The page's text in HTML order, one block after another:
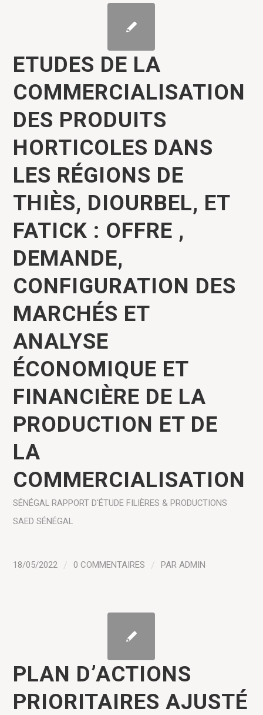
ETUDES DE LA
COMMERCIALISATION
DES PRODUITS
HORTICOLES DANS
LES RÉGIONS DE
THIÈS, DIOURBEL, ET
FATICK : OFFRE ,
DEMANDE,
CONFIGURATION DES
MARCHÉS ET
ANALYSE
ÉCONOMIQUE ET
FINANCIÈRE DE LA
PRODUCTION ET DE
LA
COMMERCIALISATION
SÉNÉGAL RAPPORT D'ÉTUDE FILIÈRES & PRODUCTIONS
SAED SÉNÉGAL
18/05/2022 / 0 COMMENTAIRES / PARADMIN
PLAN D’ACTIONS
PRIORITAIRES AJUSTÉ